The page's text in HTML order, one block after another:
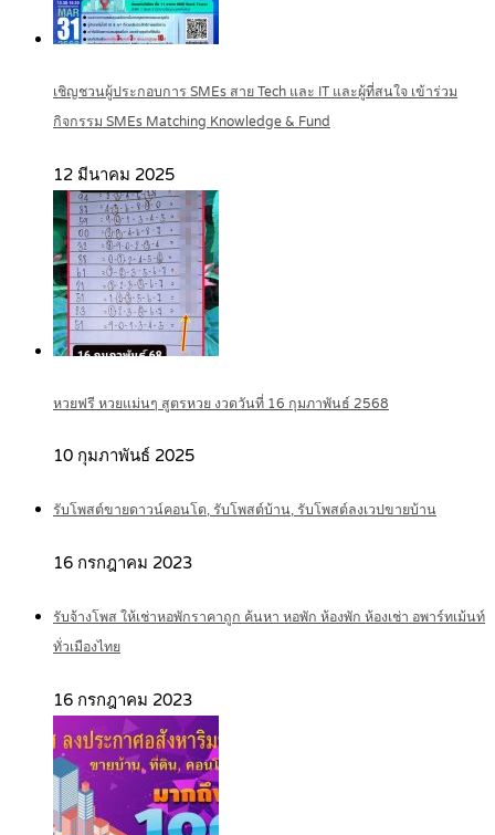
เชิญชวนผู้ประกอบการ SMEs สาย Tech และ IT และผู้ที่สนใจ เข้าร่วม
กิจกรรม SMEs Matching Knowledge & Fund
12 มีนาคม 2025
หวยฟรี หวยแม่นๆ สูตรหวย งวดวันที่ 16 กุมภาพันธ์ 2568
10 กุมภาพันธ์ 2025
รับโพสต์ขายดาวน์คอนโด, รับโพสต์บ้าน, รับโพสต์ลงเวปขายบ้าน
16 กรกฎาคม 2023
รับจ้างโพส ให้เช่าหอพักราคาถูก ค้นหา หอพัก ห้องพัก ห้องเช่า อพาร์ทเม้นท์
ทั่วเมืองไทย
16 กรกฎาคม 2023